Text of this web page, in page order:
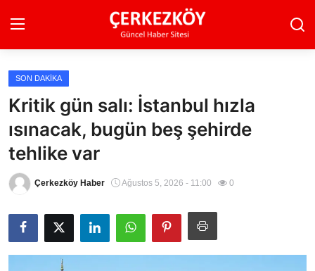
Ana Sayfa
Son Dakika
Ekonomi Haberleri
Magazin Haberleri
Spor Haberleri
Teknoloji Haberleri
SON DAKIKA
Kritik gün salı: İstanbul hızla
ısınacak, bugün beş şehirde
tehlike var
Çerkezköy Haber Ağustos 5, 2026 - 11:00 0